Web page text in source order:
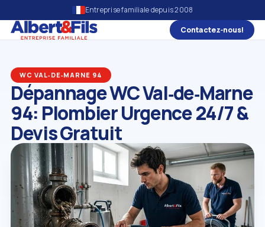
Entreprise familiale depuis 2008
Contactez‑nous!
WC VAL‑DE‑MARNE 94
Dépannage WC Val‑de‑Marne
94: Plombier Urgence 24/7 &
Devis Gratuit